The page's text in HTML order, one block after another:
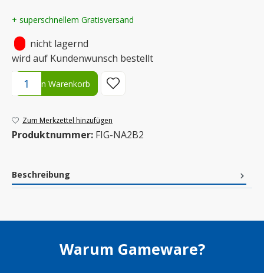
+ superschnellem Gratisversand
nicht lagernd
wird auf Kundenwunsch bestellt
Produkt Anzahl: Gib den gewünschten Wert ein oder benutze
In den Warenkorb
Zum Merkzettel hinzufügen
Produktnummer: FIG-NA2B2
Beschreibung
Warum Gameware?